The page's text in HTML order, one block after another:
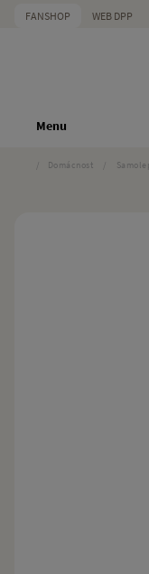
FANSHOP WEB DPP
Menu
Domácnost